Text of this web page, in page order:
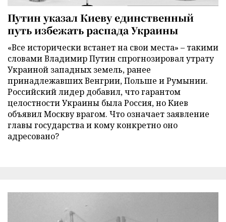
Путин указал Киеву единственный
путь избежать распада Украины
«Все исторически встанет на свои места» – такими
словами Владимир Путин спрогнозировал утрату
Украиной западных земель, ранее
принадлежавших Венгрии, Польше и Румынии.
Российский лидер добавил, что гарантом
целостности Украины была Россия, но Киев
объявил Москву врагом. Что означает заявление
главы государства и кому конкретно оно
адресовано?